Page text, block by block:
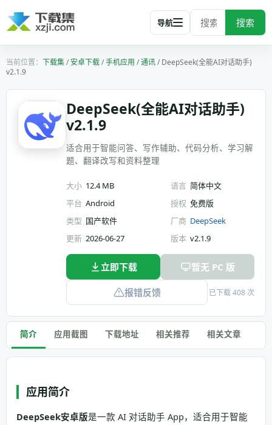
搜索
导航
下载集/安卓下载/手机应用 /通讯/DeepSeek(全能AI对话助手)
v2.1.9
DeepSeek(全能AI对话助手)
v2.1.9
适合用于智能问答、写作辅助、代码分析、学习解
题、翻译改写和资料整理
大小 12.4 MB 语言 简体中文
平台 Android 授权 免费版
类型 国产软件 厂商 DeepSeek
更新 2026-06-27 版本 v2.1.9
立即下载 暂无 PC 版
报错反馈 已下载 408 次
简介 应用截图 下载地址 相关推荐 相关文章
应用简介
DeepSeek安卓版是一款 AI 对话助手 App，适合用于智能